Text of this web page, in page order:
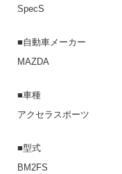
SpecS
■自動車メーカー
MAZDA
■車種
アクセラスポーツ
■型式
BM2FS